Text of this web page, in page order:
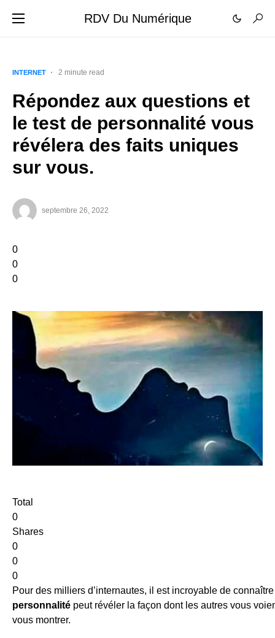
RDV Du Numérique
INTERNET 2 minute read
Répondez aux questions et
le test de personnalité vous
révélera des faits uniques
sur vous.
septembre 26, 2022
0
0
0
Total
0
Shares
0
0
0
Pour des milliers d’internautes, il est incroyable de
personnalité peut révéler la façon dont les autres vous
vous montrer.